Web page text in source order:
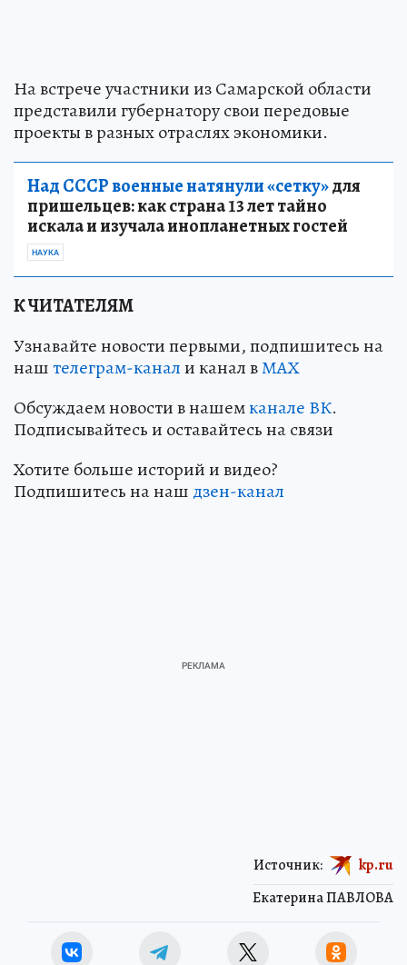
На встрече участники из Самарской области
представили губернатору свои передовые
проекты в разных отраслях экономики.
Над СССР военные натянули «сетку»для
пришельцев: как страна 13 лет тайно
искала и изучала инопланетных гостей
НАУКА
К ЧИТАТЕЛЯМ
Узнавайте новости первыми, подпишитесь на
наштелеграм-канали канал вМАХ
Обсуждаем новости в нашемканале ВК.
Подписывайтесь и оставайтесь на связи
Хотите больше историй и видео?
Подпишитесь на наш дзен-канал
Екатерина ПАВЛОВА
Источник: kp.ru